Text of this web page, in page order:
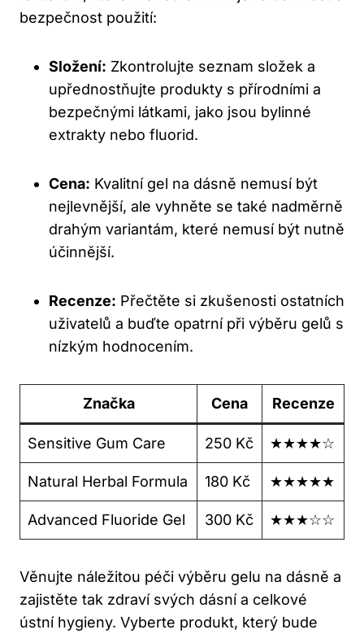
bezpečnost použití:
Složení: Zkontrolujte seznam složek a
upřednostňujte produkty s přírodními a
bezpečnými látkami, jako jsou bylinné
extrakty nebo fluorid.
Cena: Kvalitní gel na dásně nemusí být
nejlevnější, ale vyhněte se také nadměrně
drahým variantám, které nemusí být nutně
účinnější.
Recenze: Přečtěte si zkušenosti ostatních
uživatelů a buďte opatrní při výběru gelů s
nízkým hodnocením.
Značka Cena Recenze
Sensitive Gum Care 250 Kč ★★★★☆
Natural Herbal Formula 180 Kč ★★★★★
Advanced Fluoride Gel 300 Kč ★★★☆☆
Věnujte náležitou péči výběru gelu na dásně a
zajistěte tak zdraví svých dásní a celkové
ústní hygieny. Vyberte produkt, který bude